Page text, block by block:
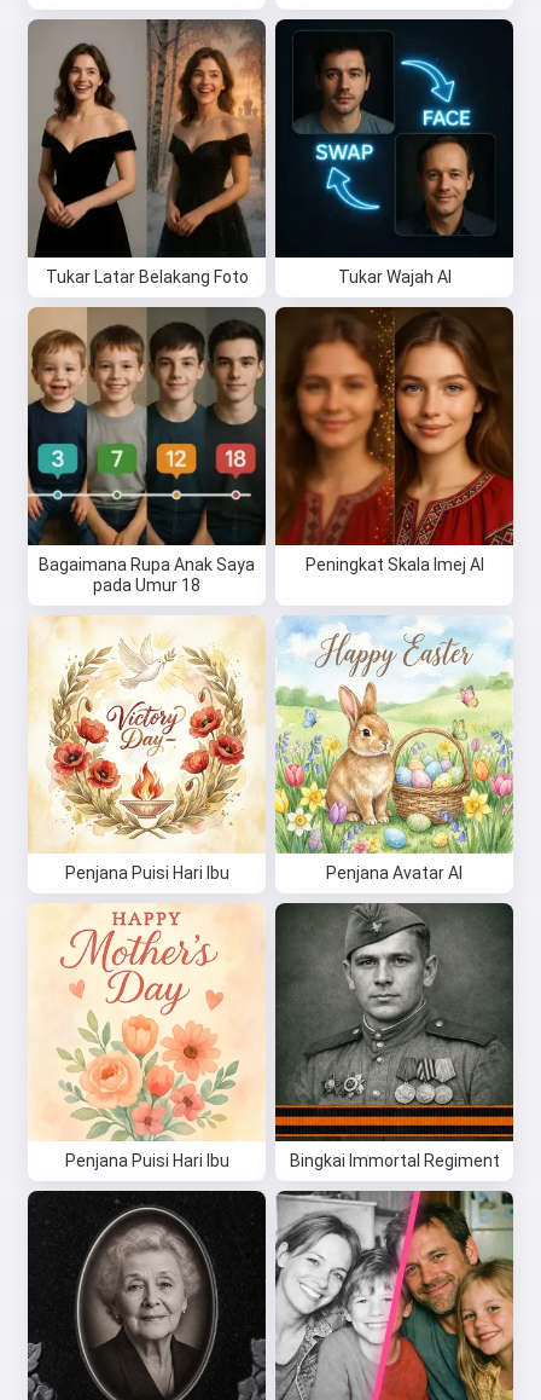
Tukar Latar Belakang Foto Tukar Wajah AI
Bagaimana Rupa Anak Saya
pada Umur 18
Peningkat Skala Imej AI
Penjana Puisi Hari Ibu Penjana Avatar AI
Penjana Puisi Hari Ibu Bingkai Immortal Regiment
Dasar Bayaran Balik